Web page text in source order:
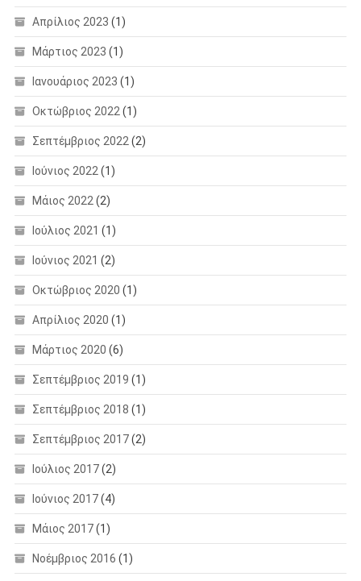
Απρίλιος 2023 (1)
Μάρτιος 2023 (1)
Ιανουάριος 2023 (1)
Οκτώβριος 2022 (1)
Σεπτέμβριος 2022 (2)
Ιούνιος 2022 (1)
Μάιος 2022 (2)
Ιούλιος 2021 (1)
Ιούνιος 2021 (2)
Οκτώβριος 2020 (1)
Απρίλιος 2020 (1)
Μάρτιος 2020 (6)
Σεπτέμβριος 2019 (1)
Σεπτέμβριος 2018 (1)
Σεπτέμβριος 2017(2)
Ιούλιος 2017(2)
Ιούνιος 2017(4)
Μάιος 2017(1)
Νοέμβριος 2016 (1)